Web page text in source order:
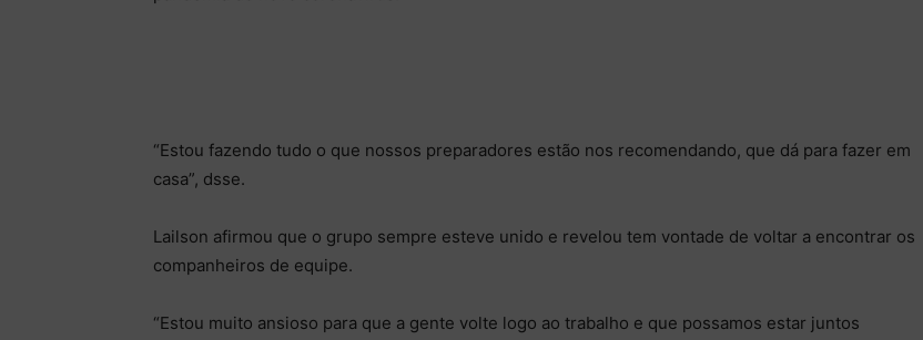
“Estou fazendo tudo o que nossos preparadores estão nos recomendando, que dá para fazer em
casa”, dsse.
Lailson afirmou que o grupo sempre esteve unido e revelou tem vontade de voltar a encontrar os
companheiros de equipe.
“Estou muito ansioso para que a gente volte logo ao trabalho e que possamos estar juntos